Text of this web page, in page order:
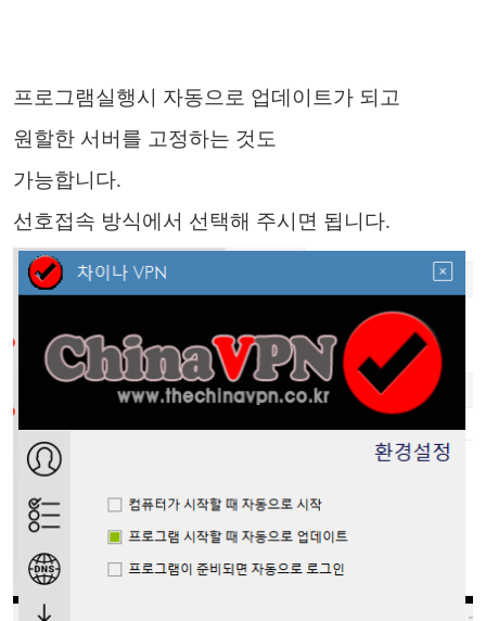
프로그램실행시 자동으로 업데이트가 되고
원할한 서버를 고정하는 것도
가능합니다.
선호접속 방식에서 선택해 주시면 됩니다.